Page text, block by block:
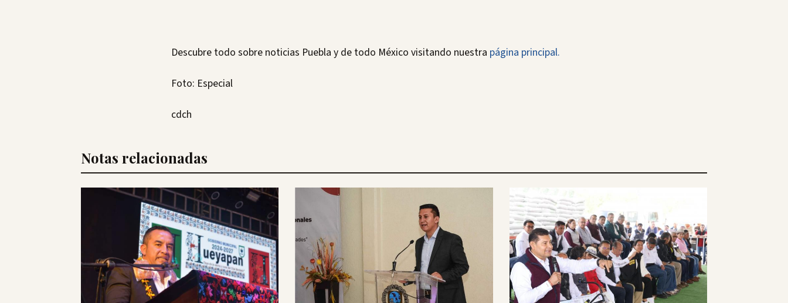
Descubre todo sobre noticias Puebla y de todo México visitando nuestra página principal.
Foto: Especial
cdch
Notas relacionadas